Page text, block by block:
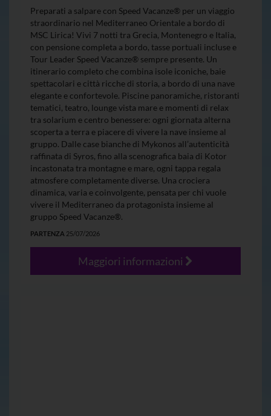
Preparati a salpare con Speed Vacanze® per un viaggio
straordinario nel Mediterraneo Orientale a bordo di
MSC Lirica! Vivi 7 notti tra Grecia, Montenegro e Italia,
con pensione completa a bordo, tasse portuali incluse e
Tour Leader Speed Vacanze® sempre presente. Un
itinerario completo che combina isole iconiche, baie
spettacolari e città ricche di storia, a bordo di una nave
elegante e confortevole. Piscine panoramiche, ristoranti
tematici, teatro, lounge vista mare e momenti di relax
tra solarium e centro benessere: ogni giornata alterna
scoperta a terra e piacere di vivere la nave insieme al
gruppo. Dalle case bianche di Mykonos all’autenticità
raffinata di Syros, fino alla scenografica baia di Kotor
incastonata tra montagne e mare, ogni tappa regala
atmosfere completamente diverse. Una crociera
dinamica, varia e coinvolgente, pensata per chi vuole
vivere il Mediterraneo da protagonista insieme al
gruppo Speed Vacanze®.
PARTENZA 25/07/2026
Maggiori informazioni